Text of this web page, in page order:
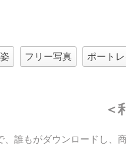
フリー写真 ポートレ
＜
誰もがダウンロードし、